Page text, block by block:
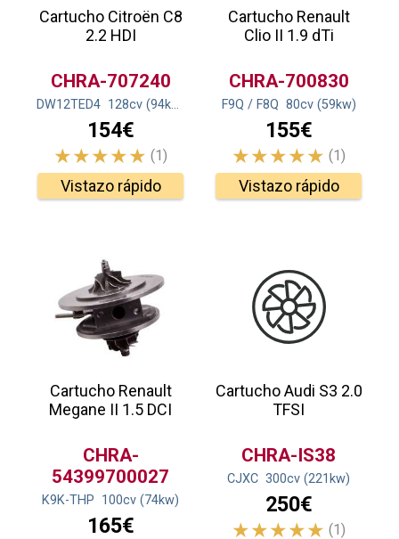
Cartucho Citroën C8
2.2 HDI
CHRA-707240
DW12TED4 128cv (94kw
154€
(1)
Vistazo rápido
Cartucho Renault
Clio II 1.9 dTi
CHRA-700830
F9Q / F8Q 80cv (59kw)
155€
(1)
Vistazo rápido
Cartucho Renault
Megane II 1.5 DCI
CHRA-
54399700027
K9K-THP 100cv (74kw)
165€
Cartucho Audi S3 2.0
TFSI
CHRA-IS38
CJXC 300cv (221 kw)
250€
(1)